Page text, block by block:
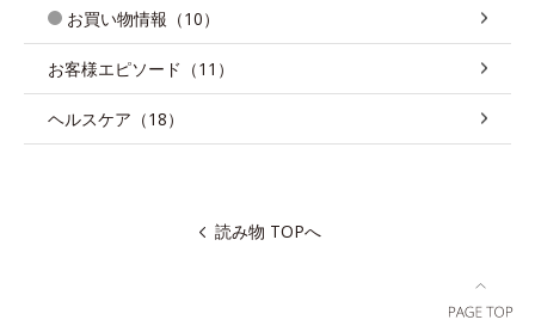
お買い物情報（10）
お客様エピソード（11）
ヘルスケア（18）
読み物 TOPへ